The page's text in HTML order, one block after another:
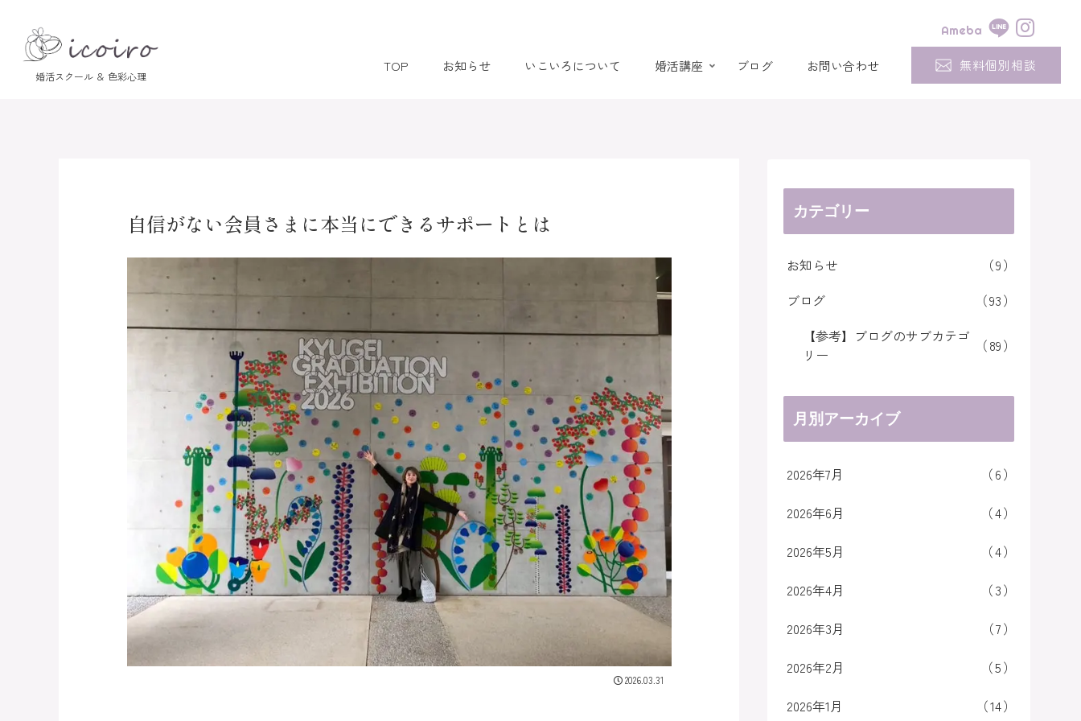
Ameba
TOP お知らせ いこいろについて 婚活講座 ブログ お問い合わせ 無料個別相談
自信がない会員さまに本当にできるサポートとは
2026.03.31
カテゴリー
お知らせ
9
ブログ
93
【参考】ブログのサブカテゴ
リー
89
月別アーカイブ
2026年7月
6
2026年6月
4
2026年5月
4
2026年4月
3
2026年3月
7
2026年2月
5
2026年1月
14